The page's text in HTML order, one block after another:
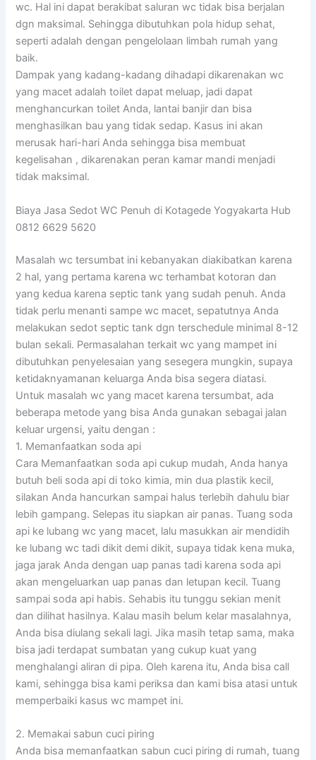
wc. Hal ini dapat berakibat saluran wc tidak bisa berjalan
dgn maksimal. Sehingga dibutuhkan pola hidup sehat,
seperti adalah dengan pengelolaan limbah rumah yang
baik.
Dampak yang kadang-kadang dihadapi dikarenakan wc
yang macet adalah toilet dapat meluap, jadi dapat
menghancurkan toilet Anda, lantai banjir dan bisa
menghasilkan bau yang tidak sedap. Kasus ini akan
merusak hari-hari Anda sehingga bisa membuat
kegelisahan , dikarenakan peran kamar mandi menjadi
tidak maksimal.
Biaya Jasa Sedot WC Penuh di Kotagede Yogyakarta Hub
0812 6629 5620
Masalah wc tersumbat ini kebanyakan diakibatkan karena
2 hal, yang pertama karena wc terhambat kotoran dan
yang kedua karena septic tank yang sudah penuh. Anda
tidak perlu menanti sampe wc macet, sepatutnya Anda
melakukan sedot septic tank dgn terschedule minimal 8-12
bulan sekali. Permasalahan terkait wc yang mampet ini
dibutuhkan penyelesaian yang sesegera mungkin, supaya
ketidaknyamanan keluarga Anda bisa segera diatasi.
Untuk masalah wc yang macet karena tersumbat, ada
beberapa metode yang bisa Anda gunakan sebagai jalan
keluar urgensi, yaitu dengan :
1. Memanfaatkan soda api
Cara Memanfaatkan soda api cukup mudah, Anda hanya
butuh beli soda api di toko kimia, min dua plastik kecil,
silakan Anda hancurkan sampai halus terlebih dahulu biar
lebih gampang. Selepas itu siapkan air panas. Tuang soda
api ke lubang wc yang macet, lalu masukkan air mendidih
ke lubang wc tadi dikit demi dikit, supaya tidak kena muka,
jaga jarak Anda dengan uap panas tadi karena soda api
akan mengeluarkan uap panas dan letupan kecil. Tuang
sampai soda api habis. Sehabis itu tunggu sekian menit
dan dilihat hasilnya. Kalau masih belum kelar masalahnya,
Anda bisa diulang sekali lagi. Jika masih tetap sama, maka
bisa jadi terdapat sumbatan yang cukup kuat yang
menghalangi aliran di pipa. Oleh karena itu, Anda bisa call
kami, sehingga bisa kami periksa dan kami bisa atasi untuk
memperbaiki kasus wc mampet ini.
2. Memakai sabun cuci piring
Anda bisa memanfaatkan sabun cuci piring di rumah, tuang